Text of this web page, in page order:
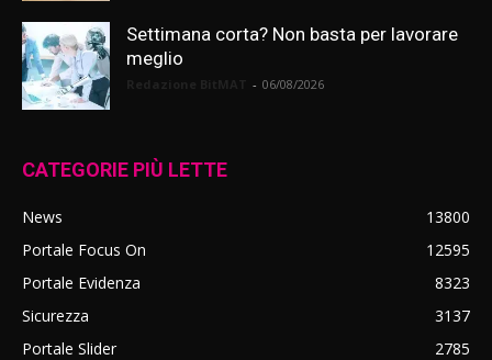
Settimana corta? Non basta per lavorare
meglio
- 06/08/2026
CATEGORIE PIÙ LETTE
News
13800
Portale Focus On
12595
Portale Evidenza
8323
Sicurezza
3137
Portale Slider
2785